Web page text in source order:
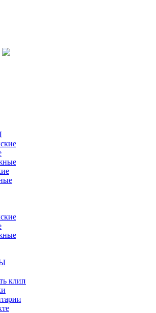
клип